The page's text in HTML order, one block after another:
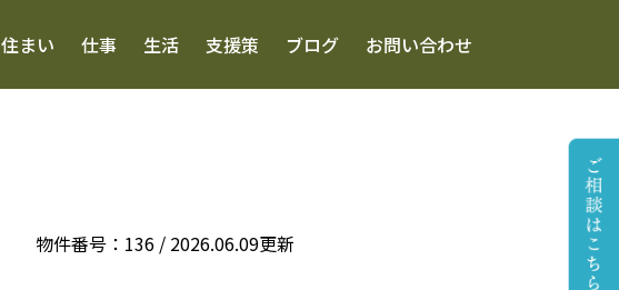
住まい 仕事 生活 支援策 ブログ お問い合わせ
物件番号：136 / 2026.06.09更新